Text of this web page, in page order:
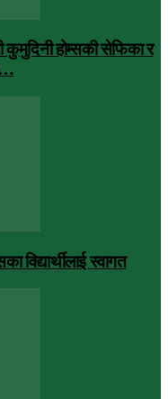
कुमुदिनी होम्सकी सेफिका र
विद्यार्थीलाई स्वागत